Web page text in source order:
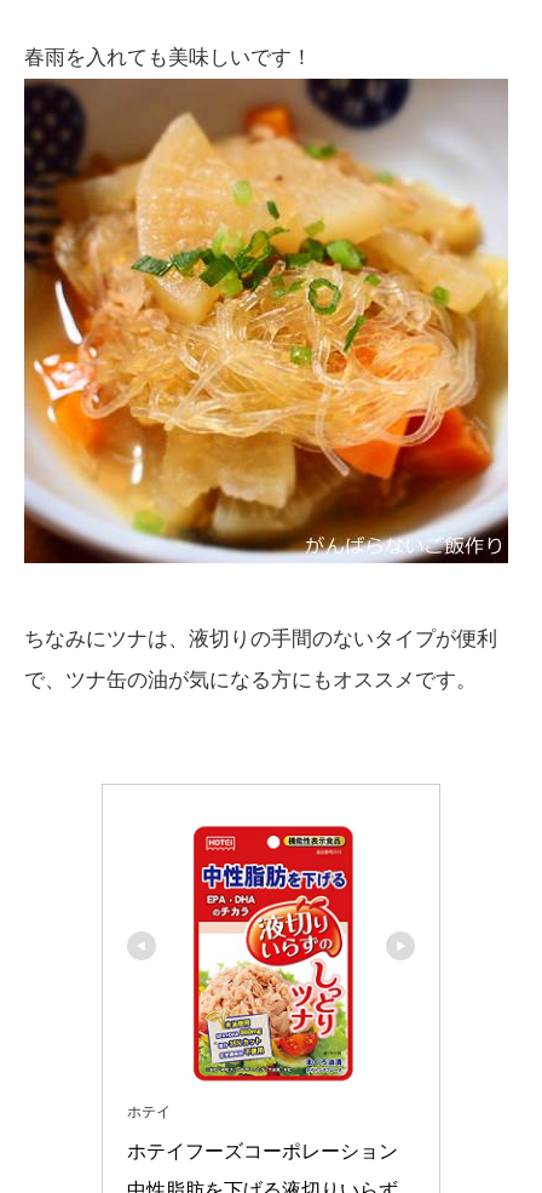
春雨を入れても美味しいです！
ちなみにツナは、液切りの手間のないタイプが便利
で、ツナ缶の油が気になる方にもオススメです。
ホテイ
ホテイフーズコーポレーション